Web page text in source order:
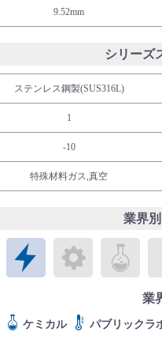
9.52mm
シリーズ
ステンレス鋼製(SUS316L)
1
-10
特殊材料ガス,真空
業界
エレクトロニクス
メカトロニ
ケ
業
ケミカル パブリックラ